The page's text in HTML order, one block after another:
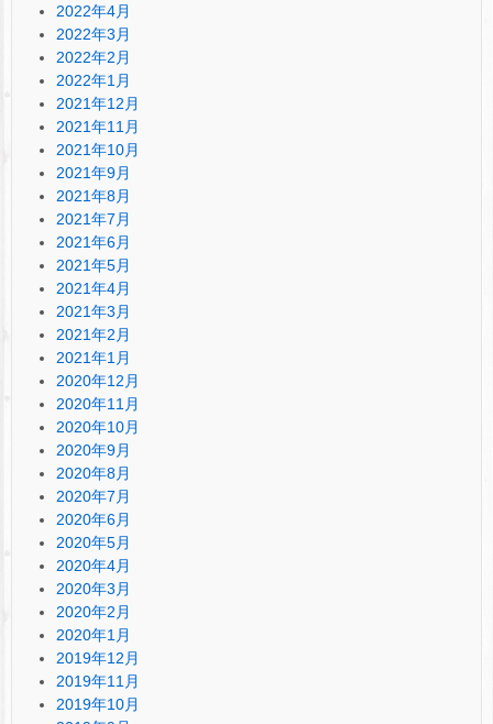
2022年4月
2022年3月
2022年2月
2022年1月
2021年12月
2021年11月
2021年10月
2021年9月
2021年8月
2021年7月
2021年6月
2021年5月
2021年4月
2021年3月
2021年2月
2021年1月
2020年12月
2020年11月
2020年10月
2020年9月
2020年8月
2020年7月
2020年6月
2020年5月
2020年4月
2020年3月
2020年2月
2020年1月
2019年12月
2019年11月
2019年10月